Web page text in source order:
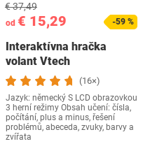
od € 15,29
€ 37,49
-59 %
Interaktívna hračka
volant Vtech
(16×)
Jazyk: německý S LCD obrazovkou
3 herní režimy Obsah učení: čísla,
počítání, plus a minus, řešení
problémů, abeceda, zvuky, barvy a
zvířata